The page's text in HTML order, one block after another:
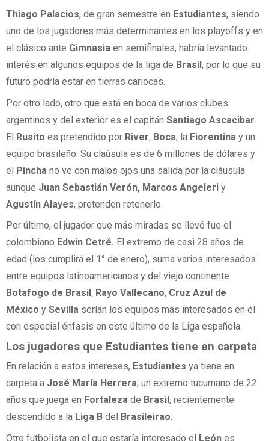
Thiago Palacios, de gran semestre en Estudiantes, siendo
uno de los jugadores más determinantes en los playoffs y en
el clásico ante Gimnasia en semifinales, habría levantado
interés en algunos equipos de la liga de Brasil , por lo que su
futuro podría estar en tierras cariocas.
Por otro lado, otro que está en boca de varios clubes
argentinos y del exterior es el capitán Santiago Ascacibar
El Rusito es pretendido por River, Boca, la Fiorentina y un
equipo brasileño. Su claúsula es de 6 millones de dólares y
el Pincha no ve con malos ojos una salida por la cláusula
aunque Juan Sebastián Verón, Marcos Angeleri y
Agustín Alayes, pretenden retenerlo.
Por último, el jugador que más miradas se llevó fue el
colombiano Edwin Cetré. El extremo de casi 28 años de
edad (los cumplirá el 1° de enero), suma varios interesados
entre equipos latinoamericanos y del viejo continente.
Botafogo de Brasil, Rayo Vallecano, Cruz Azul de
México y Sevilla serían los equipos más interesados en él
con especial énfasis en este último de la Liga española.
Los jugadores que Estudiantes tiene en carpeta
En relación a estos intereses, Estudiantes ya tiene en
carpeta a José María Herrera, un extremo tucumano de 22
años que juega en Fortaleza de Brasil , recientemente
descendido a la Liga B del Brasileirao.
Otro futbolista en el que estaría interesado el León es